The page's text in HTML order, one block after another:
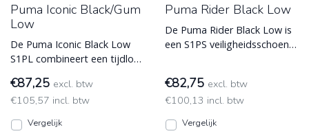
Puma Iconic Black/Gum
Low
De Puma Iconic Black Low
S1PL combineert een tijdloze
veiligheid. Ademende su ESD
(Electro Static Discharge)
€87,25 excl. btw
€105,57 incl. btw
Vergelijk
Puma Rider Black Low
De Puma Rider Black Low is
een S1PS veiligheidsschoen
(Electro Static Discharge)
€82,75 excl. btw
€100,13 incl. btw
Vergelijk